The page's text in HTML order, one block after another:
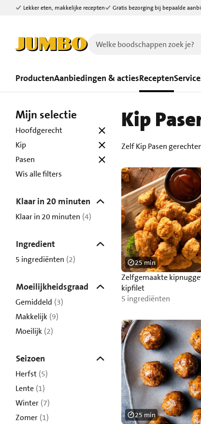
Ga naar zoeken
Ga naar hoofdinhoud
Lekker eten, makkelijke recepten Gratis bezorging bij bepaalde
ProductenAanbiedingen & actiesReceptenService
Mijn selectie
Hoofdgerecht
Kip
Pasen
Wis alle filters
Klaar in 20 minuten
Klaar in 20 minuten (4)
Ingredient
5 ingrediënten (2)
Moeilijkheidsgraad
Gemiddeld (3)
Makkelijk (9)
Moeilijk (2)
Seizoen
Herfst (5)
Lente (1)
Winter (7)
Zomer (1)
Kip
Zelf Kip Pasen
Zelfgemaakte
kipfilet
5 ingrediënten
25 min
25 min